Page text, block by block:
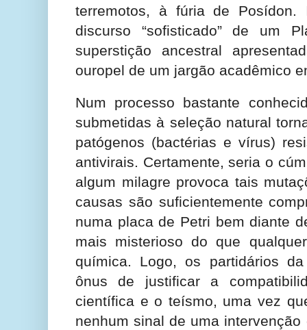
terremotos, à fúria de
discurso “sofisticado” de um
superstição ancestral
ouropel de um jargão acadêmico
Num processo bastante
submetidas à seleção natural
patógenos (bactérias e vírus)
antivirais. Certamente, seria o
algum milagre provoca tais
causas são suficientemente
numa placa de Petri bem diante
mais misterioso do que
química. Logo, os partidários
ônus de justificar a
científica e o teísmo, uma vez
nenhum sinal de uma